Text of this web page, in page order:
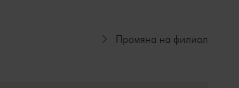
Промяна на филиал